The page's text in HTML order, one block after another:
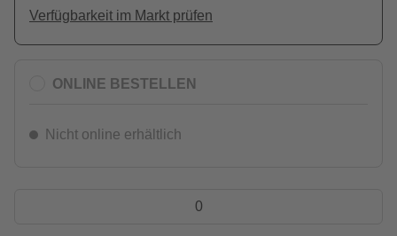
Verfügbarkeit im Markt prüfen
ONLINE BESTELLEN
Nicht online erhältlich